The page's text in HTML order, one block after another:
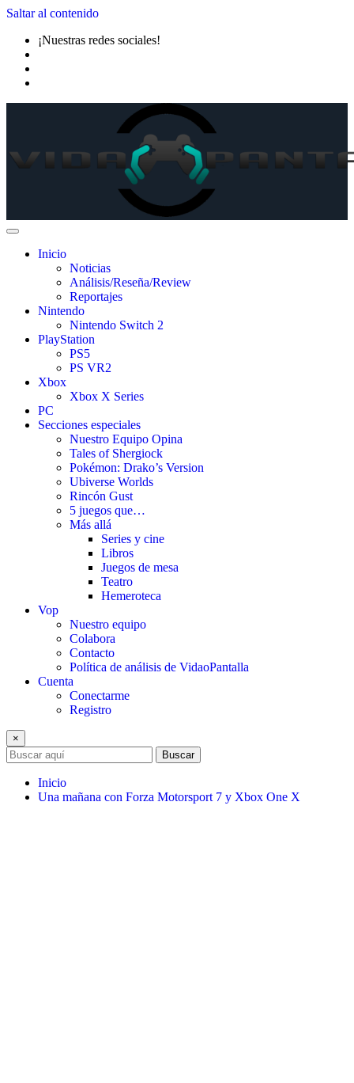
Saltar al contenido
¡Nuestras redes sociales!
Inicio
Noticias
Análisis/Reseña/Review
Reportajes
Nintendo
Nintendo Switch 2
PlayStation
PS5
PS VR2
Xbox
Xbox X Series
PC
Secciones especiales
Nuestro Equipo Opina
Tales of Shergiock
Pokémon: Drako’s Version
Ubiverse Worlds
Rincón Gust
5 juegos que…
Más allá
Series y cine
Libros
Juegos de mesa
Teatro
Hemeroteca
Vop
Nuestro equipo
Colabora
Contacto
Política de análisis de VidaoPantalla
Cuenta
Conectarme
Registro
×
Buscar
Inicio
Una mañana con Forza Motorsport 7 y Xbox One X